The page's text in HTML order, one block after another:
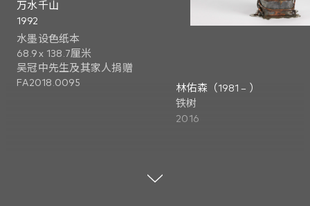
万水千山
1992
水墨设色纸本
68.9 x 138.7厘米
吴冠中先生及其家人捐赠
FA2018.0095
林佑森（1981 – ）
铁树
2016